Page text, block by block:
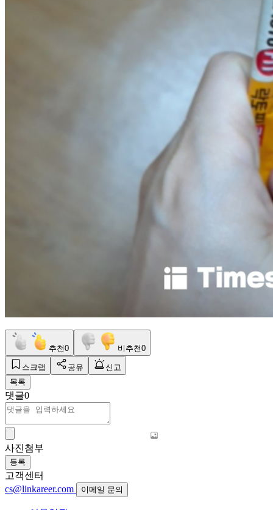
추천0 비추천0
스크랩 공유
신고
목록
댓글0
사진첨부
등록
고객센터
cs@linkareer.com
이메일 문의